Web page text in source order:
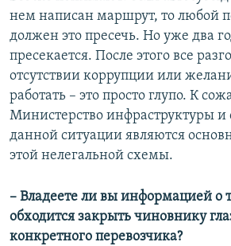
нем написан маршрут, то любой
должен это пресечь. Но уже два
пресекается. После этого все
отсутствии коррупции или
работать – это просто глупо. К
Министерство инфраструктуры и
данной ситуации являются
этой нелегальной схемы.
– Владеете ли вы информацией о
обходится закрыть чиновнику
конкретного перевозчика?